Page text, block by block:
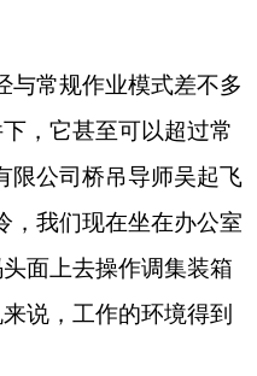
常规作业模式差不多
，它甚至可以超过常
限公司桥吊导师吴起飞
，我们现在坐在办公室
面上去操作调集装箱
说，工作的环境得到